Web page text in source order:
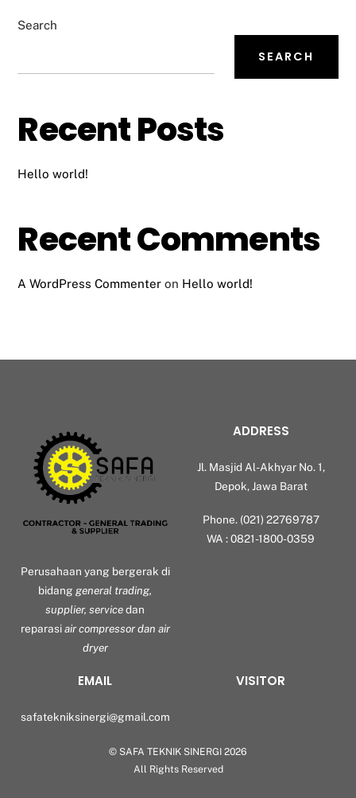
Search
SEARCH
Recent Posts
Hello world!
Recent Comments
A WordPress Commenter on Hello world!
Perusahaan yang bergerak di
bidang general trading,
supplier, servicedan
reparasiair compressor dan air
dryer
ADDRESS
Jl. Masjid Al-Akhyar No. 1,
Depok, Jawa Barat
Phone. (021) 22769787
WA : 0821-1800-0359
EMAIL
safatekniksinergi@gmail.com
VISITOR
© SAFA TEKNIK SINERGI 2026
All Rights Reserved